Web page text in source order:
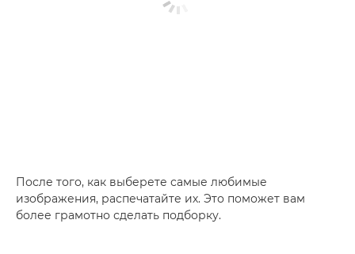
После того, как выберете самые любимые
изображения, распечатайте их. Это поможет вам
более грамотно сделать подборку.